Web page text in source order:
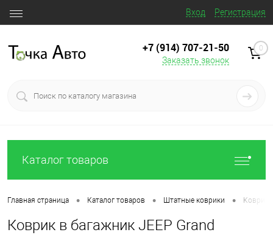
Вход Регистрация
+7 (914) 707‒21‒50
Заказать звонок
0
Каталог товаров
Главная страница • Каталог товаров • Штатные коврики • Коврик
Коврик в багажник JEEP Grand